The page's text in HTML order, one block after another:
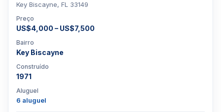
Key Biscayne, FL 33149
Preço
US$4,000 – US$7,500
Bairro
Key Biscayne
Construído
1971
Aluguel
6 aluguel